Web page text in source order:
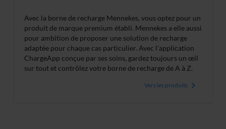
Avec la borne de recharge Mennekes, vous optez pour un
produit de marque premium établi. Mennekes a elle aussi
pour ambition de proposer une solution de recharge
adaptée pour chaque cas particulier. Avec l'application
ChargeApp conçue par ses soins, gardez toujours un œil
sur tout et contrôlez votre borne de recharge de A à Z.
Vers les produits